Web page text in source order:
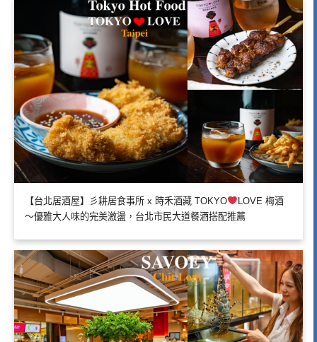
【台北居酒屋】彡耕居食事所 x 時禾酒藏 TOKYO
LOVE 梅酒
～優雅大人味的完美激盪，台北市民大道餐酒搭配推薦